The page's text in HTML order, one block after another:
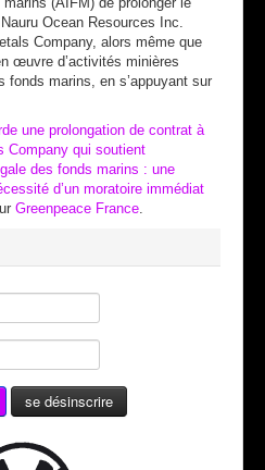
Ocean Resources Inc.
Company, alors même que
œuvre d’activités minières
fonds marins, en s’appuyant sur
une prolongation de contrat à
Company qui soutient
des fonds marins : une
d’un moratoire immédiat
Greenpeace France.